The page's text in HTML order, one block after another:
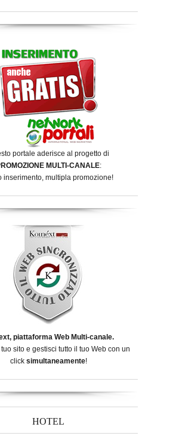
portale aderisce al progetto di
MULTI-CANALE:
inserimento, multipla promozione!
piattaforma Web Multi-canale.
sito e gestisci tutto il tuo Web con un
click simultaneamente!
HOTEL